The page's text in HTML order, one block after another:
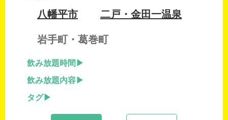
八幡平市 二戸・金田一温泉
岩手町・葛巻町
飲み放題時間
飲み放題内容
タグ